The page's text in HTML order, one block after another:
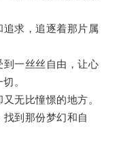
求，追逐着那片属
一丝丝自由，让心
。
无比憧憬的地方。
到那份梦幻和自